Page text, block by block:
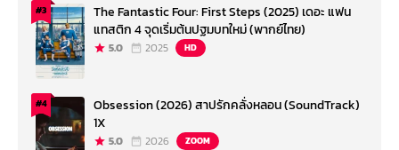
#3
The Fantastic Four: First Steps (2025) เดอะ แฟน
แทสติก 4 จุดเริ่มต้นปฐมบทใหม่ (พากย์ไทย)
5.0 2025 HD
#4
Obsession (2026) สาปรักคลั่งหลอน (SoundTrack)
1X
5.0 2026 ZOOM